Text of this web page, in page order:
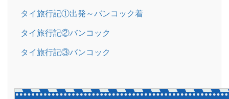
タイ旅行記①出発～バンコック着
タイ旅行記②バンコック
タイ旅行記③バンコック